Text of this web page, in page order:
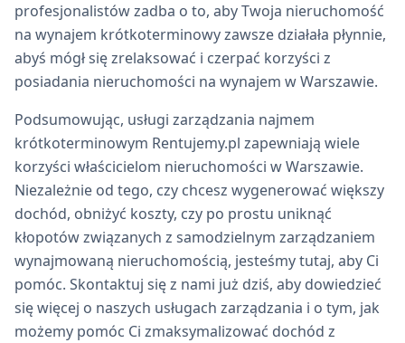
profesjonalistów zadba o to, aby Twoja nieruchomość
na wynajem krótkoterminowy zawsze działała płynnie,
abyś mógł się zrelaksować i czerpać korzyści z
posiadania nieruchomości na wynajem w Warszawie.
Podsumowując, usługi zarządzania najmem
krótkoterminowym Rentujemy.pl zapewniają wiele
korzyści właścicielom nieruchomości w Warszawie.
Niezależnie od tego, czy chcesz wygenerować większy
dochód, obniżyć koszty, czy po prostu uniknąć
kłopotów związanych z samodzielnym zarządzaniem
wynajmowaną nieruchomością, jesteśmy tutaj, aby Ci
pomóc. Skontaktuj się z nami już dziś, aby dowiedzieć
się więcej o naszych usługach zarządzania i o tym, jak
możemy pomóc Ci zmaksymalizować dochód z